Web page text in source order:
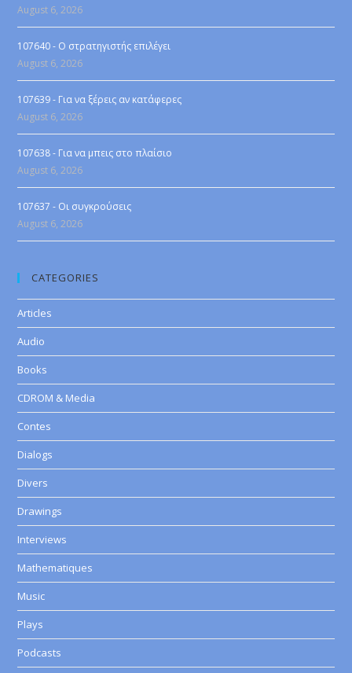
August 6, 2026
107640 - Ο στρατηγιστής επιλέγει
August 6, 2026
107639 - Για να ξέρεις αν κατάφερες
August 6, 2026
107638 - Για να μπεις στο πλαίσιο
August 6, 2026
107637 - Οι συγκρούσεις
August 6, 2026
CATEGORIES
Articles
Audio
Books
CDROM & Media
Contes
Dialogs
Divers
Drawings
Interviews
Mathematiques
Music
Plays
Podcasts